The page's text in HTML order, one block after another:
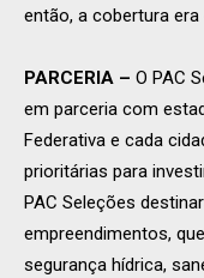
então, a cobertura era
PARCERIA – O PAC
em parceria com
Federativa e cada
prioritárias para
PAC Seleções
empreendimentos,
segurança hídrica,